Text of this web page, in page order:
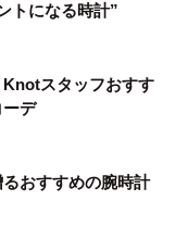
トになる時計”
Knotスタッフおすす
デ
るおすすめの腕時計